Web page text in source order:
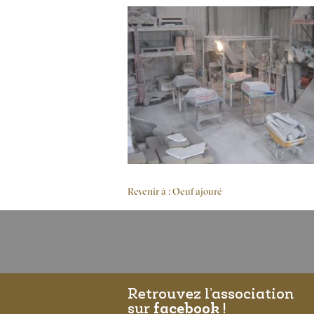
Revenir à : Oeuf ajouré
Retrouvez l’association
sur facebook !